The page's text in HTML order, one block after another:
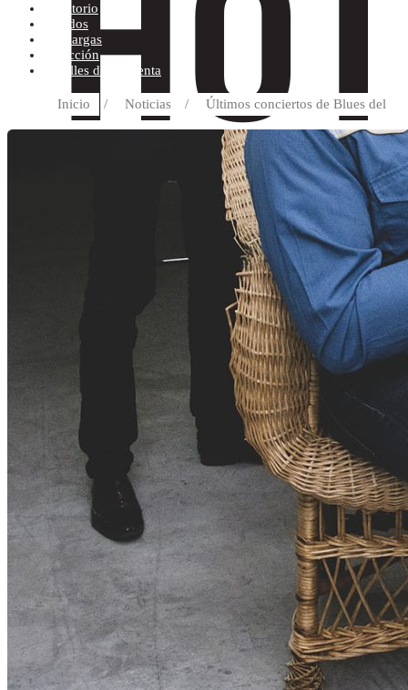
Escritorio
Pedidos
Descargas
Dirección
Detalles de la cuenta
Inicio / Noticias / Últimos conciertos de Blues del